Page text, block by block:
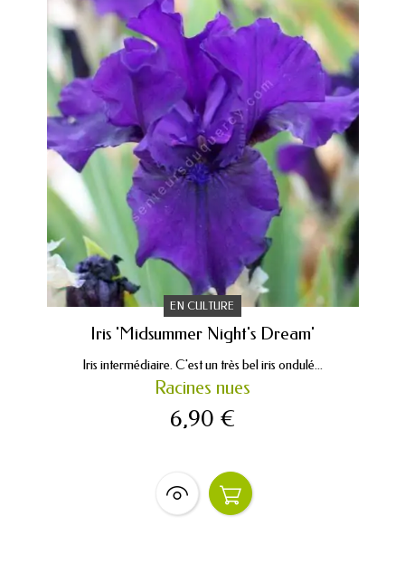
EN CULTURE
Iris 'Midsummer Night's Dream'
Iris intermédiaire. C'est un très bel iris ondulé...
Racines nues
6,90 €